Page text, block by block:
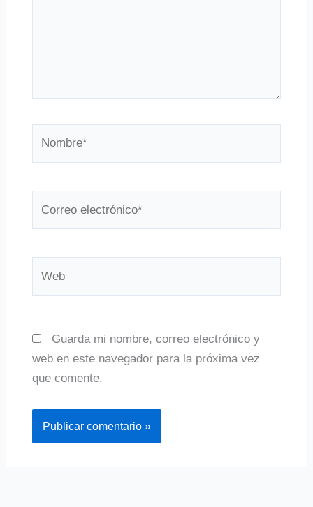
Guarda mi nombre, correo electrónico y
web en este navegador para la próxima vez
que comente.